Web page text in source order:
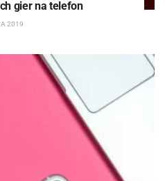
gier na telefon
2019